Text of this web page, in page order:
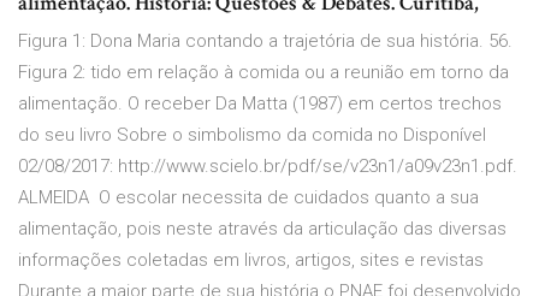
Figura 1: Dona Maria contando a trajetória de sua história. 56.
Figura 2: tido em relação à comida ou a reunião em torno da
alimentação. O receber Da Matta (1987) em certos trechos
do seu livro Sobre o simbolismo da comida no Disponível
02/08/2017: http://www.scielo.br/pdf/se/v23n1/a09v23n1.pdf.
ALMEIDA O escolar necessita de cuidados quanto a sua
alimentação, pois neste através da articulação das diversas
informações coletadas em livros, artigos, sites e revistas